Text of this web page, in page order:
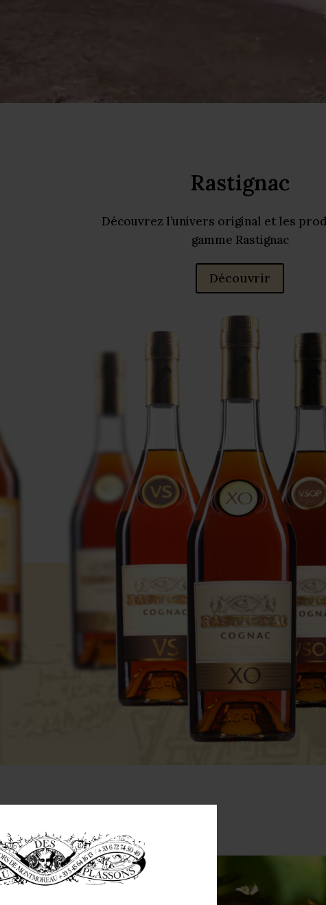
Rastignac
Découvrez l’univers original et les
gamme Rastignac
Découvrir